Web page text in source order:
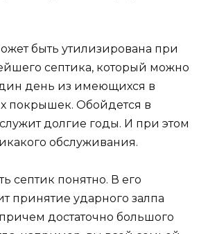
быть утилизирована при
септика, который можно
день из имеющихся в
покрышек. Обойдется в
долгие годы. И при этом
обслуживания.
септик понятно. В его
принятие ударного залпа
достаточно большого